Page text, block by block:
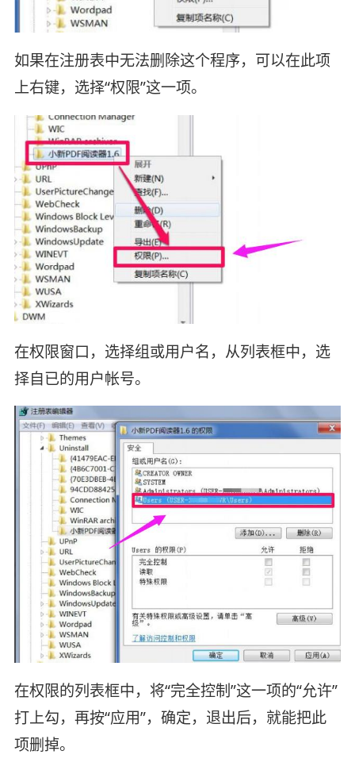
如果在注册表中无法删除这个程序，可以在此项
上右键，选择“权限”这一项。
在权限窗口，选择组或用户名，从列表框中，选
择自已的用户帐号。
在权限的列表框中，将“完全控制”这一项的“允许”
打上勾，再按“应用”，确定，退出后，就能把此
项删掉。